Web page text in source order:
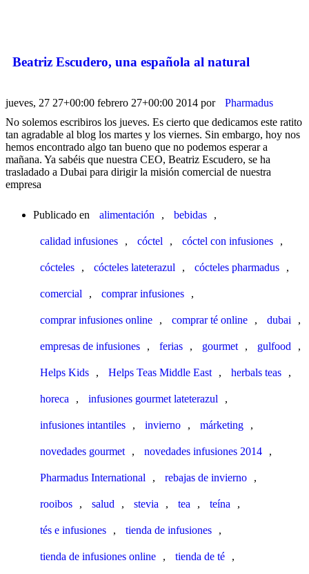
Beatriz Escudero, una española al natural
jueves, 27 27+00:00 febrero 27+00:00 2014 por
Pharmadus
No solemos escribiros los jueves. Es cierto que dedicamos este ratito
tan agradable al blog los martes y los viernes. Sin embargo, hoy nos
hemos encontrado algo tan bueno que no podemos esperar a
mañana. Ya sabéis que nuestra CEO, Beatriz Escudero, se ha
trasladado a Dubai para dirigir la misión comercial de nuestra
empresa
Publicado en alimentación , bebidas ,
calidad infusiones , cóctel , cóctel con infusiones ,
cócteles , cócteles lateterazul , cócteles pharmadus ,
comercial , comprar infusiones ,
comprar infusiones online , comprar té online , dubai ,
empresas de infusiones , ferias , gourmet , gulfood ,
Helps Kids , Helps Teas Middle East , herbals teas ,
horeca , infusiones gourmet lateterazul ,
infusiones intantiles , invierno , márketing ,
novedades gourmet , novedades infusiones 2014 ,
Pharmadus International , rebajas de invierno ,
rooibos , salud , stevia , tea , teína ,
tés e infusiones , tienda de infusiones ,
tienda de infusiones online , tienda de té ,